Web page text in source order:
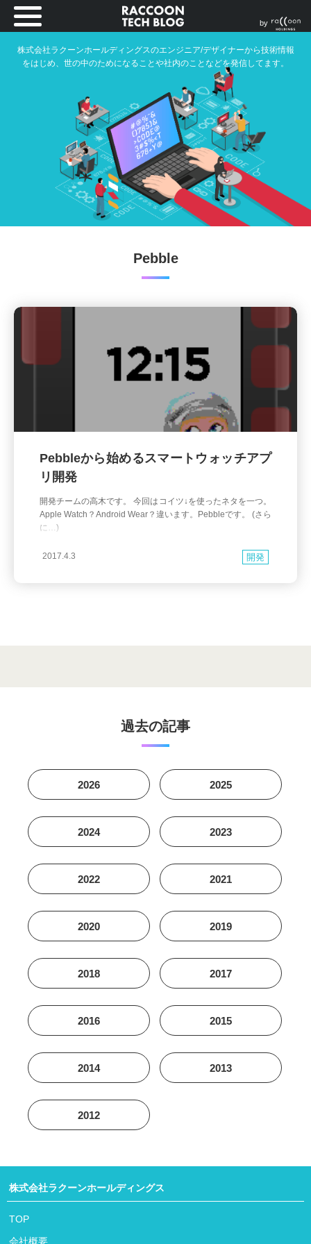
株式会社ラクーンホールディングスのエンジニア/デザイナーから技術情報
をはじめ、世の中のためになることや社内のことなどを発信してます。
by
Pebble
Pebbleから始めるスマートウォッチアプ
リ開発
開発チームの高木です。 今回はコイツ↓を使ったネタを一つ。
Apple Watch？Android Wear？違います。Pebbleです。 (さら
に…)
2017.4.3 開発
過去の記事
2026 2025
2024 2023
2022 2021
2020 2019
2018 2017
2016 2015
2014 2013
2012
株式会社ラクーンホールディングス
TOP
会社概要